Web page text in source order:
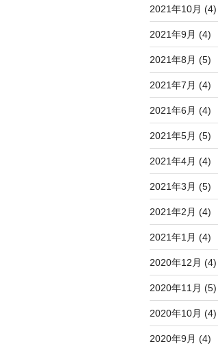
2021年10月 (4)
2021年9月 (4)
2021年8月 (5)
2021年7月 (4)
2021年6月 (4)
2021年5月 (5)
2021年4月 (4)
2021年3月 (5)
2021年2月 (4)
2021年1月 (4)
2020年12月 (4)
2020年11月 (5)
2020年10月 (4)
2020年9月 (4)